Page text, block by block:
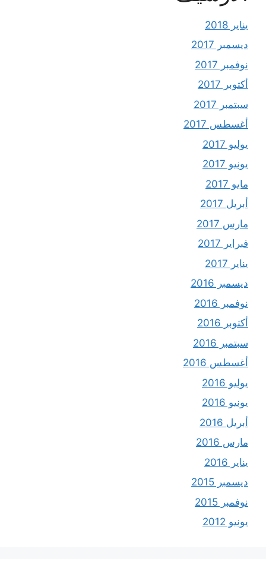
يناير 2018
ديسمبر 2017
نوفمبر 2017
أكتوبر 2017
سبتمبر 2017
أغسطس 2017
يوليو 2017
يونيو 2017
مايو 2017
أبريل 2017
مارس 2017
فبراير 2017
يناير 2017
ديسمبر 2016
نوفمبر 2016
أكتوبر 2016
سبتمبر 2016
أغسطس 2016
يوليو 2016
يونيو 2016
أبريل 2016
مارس 2016
يناير 2016
ديسمبر 2015
نوفمبر 2015
يونيو 2012